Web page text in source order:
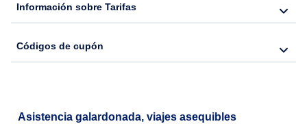
Información sobre Tarifas
Códigos de cupón
Asistencia galardonada, viajes asequibles